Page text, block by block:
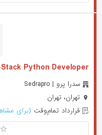
Python Developer
سدرا پرو | Sedrapro
تهران، تهران
قرارداد تمام‌وقت (برای